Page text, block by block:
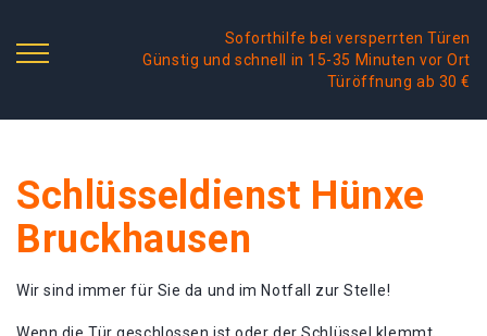
Soforthilfe bei versperrten Türen
Günstig und schnell in 15-35 Minuten vor Ort
Türöffnung ab 30 €
Schlüsseldienst Hünxe
Bruckhausen
Wir sind immer für Sie da und im Notfall zur Stelle!